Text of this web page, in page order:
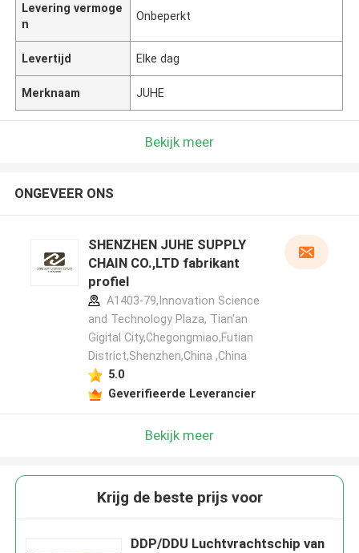
Levering vermoge
n
Onbeperkt
Levertijd Elke dag
Merknaam JUHE
Bekijk meer
ONGEVEER ONS
SHENZHEN JUHE SUPPLY
CHAIN CO.,LTD fabrikant
profiel
A1403-79,Innovation Science
and Technology Plaza, Tian'an
Gigital City,Chegongmiao,Futian
District,Shenzhen,China ,China
5.0
Geverifieerde Leverancier
Bekijk meer
Krijg de beste prijs voor
DDP/DDU Luchtvrachtschip van